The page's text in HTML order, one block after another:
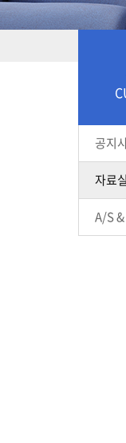
공지
자료실
A/S